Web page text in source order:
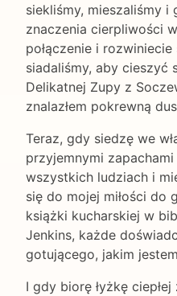
siekliśmy, mieszaliśmy i
znaczenia cierpliwości
połączenie i
siadaliśmy, aby cieszyć
Delikatnej Zupy z
znalazłem pokrewną
Teraz, gdy siedzę we
przyjemnymi
wszystkich ludziach i
się do mojej miłości do
książki kucharskiej w
Jenkins, każde
gotującego, jakim
I gdy biorę łyżkę